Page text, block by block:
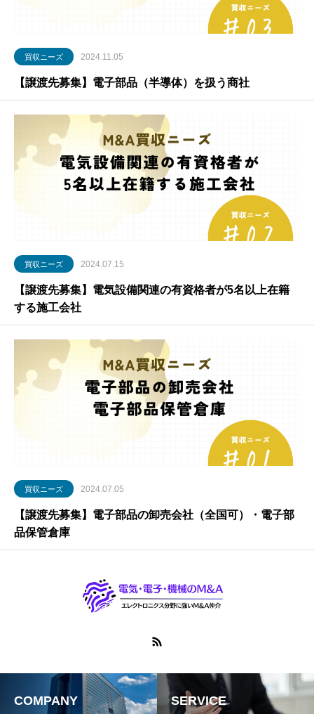
買収ニーズ 2024.11.05
【譲渡先募集】電子部品（半導体）を扱う商社
買収ニーズ 2024.07.15
【譲渡先募集】電気設備関連の有資格者が5名以上在籍
する施工会社
買収ニーズ 2024.07.05
【譲渡先募集】電子部品の卸売会社（全国可）・電子部
品保管倉庫
COMPANY SERVICE